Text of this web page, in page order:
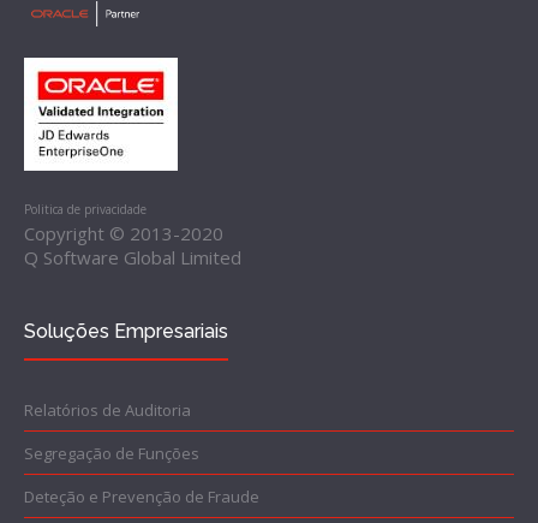
Politica de privacidade
Copyright © 2013-2020
Q Software Global Limited
Soluções Empresariais
Relatórios de Auditoria
Segregação de Funções
Deteção e Prevenção de Fraude